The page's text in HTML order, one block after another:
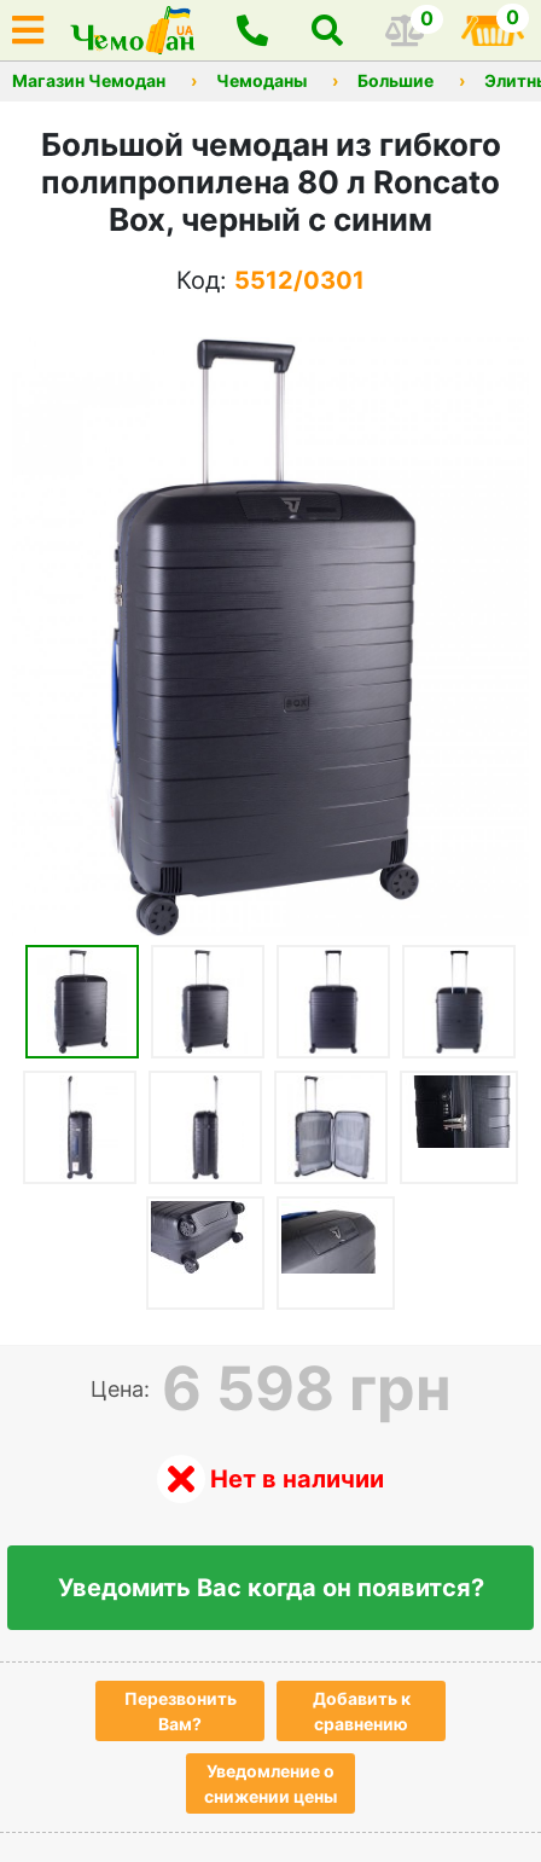
0 0
Магазин Чемодан Чемоданы Большие
Большой чемодан из гибкого
полипропилена 80 л Roncato
Box, черный с синим
Код: 5512/0301
Цена: 6 598 грн
Нет в наличии
Уведомить Вас когда он появится?
Перезвонить
Вам?
Добавить к
сравнению
Уведомление о
снижении цены